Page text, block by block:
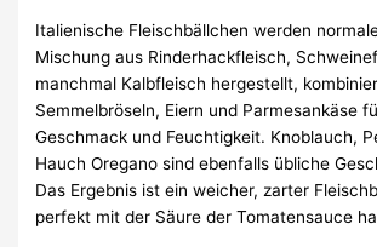
Italienische Fleischbällchen werden
Mischung aus Rinderhackfleisch,
manchmal Kalbfleisch hergestellt,
Semmelbröseln, Eiern und Parmesankäse
Geschmack und Feuchtigkeit. Knoblauch,
Hauch Oregano sind ebenfalls übliche
Das Ergebnis ist ein weicher, zarter
perfekt mit der Säure der Tomatensauce